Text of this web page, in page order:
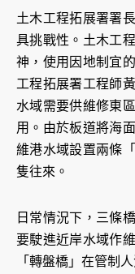
土木工程拓展署署
具挑戰性。土木工
神，使用因地制宜
工程拓展署工程師
水域需要供維修東
用。由於板道將海
維港水域設置兩條
隻往來。
日常情況下，三條
要駛進近岸水域作
「轉盤橋」在管制